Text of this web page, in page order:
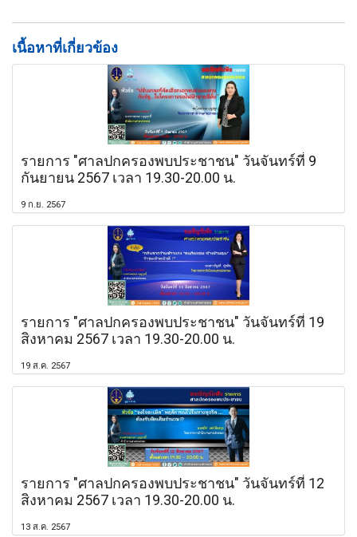
เนื้อหาที่เกี่ยวข้อง
รายการ "ศาลปกครองพบประชาชน" วันจันทร์ที่ 9
กันยายน 2567 เวลา 19.30-20.00 น.
9 ก.ย. 2567
รายการ "ศาลปกครองพบประชาชน" วันจันทร์ที่ 19
สิงหาคม 2567 เวลา 19.30-20.00 น.
19 ส.ค. 2567
รายการ "ศาลปกครองพบประชาชน" วันจันทร์ที่ 12
สิงหาคม 2567 เวลา 19.30-20.00 น.
13 ส.ค. 2567